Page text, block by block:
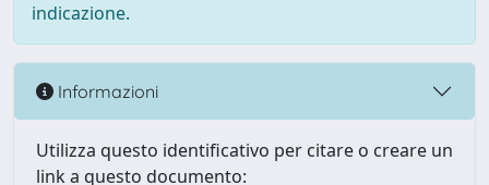
indicazione.
Informazioni
Utilizza questo identificativo per citare o creare un
link a questo documento: